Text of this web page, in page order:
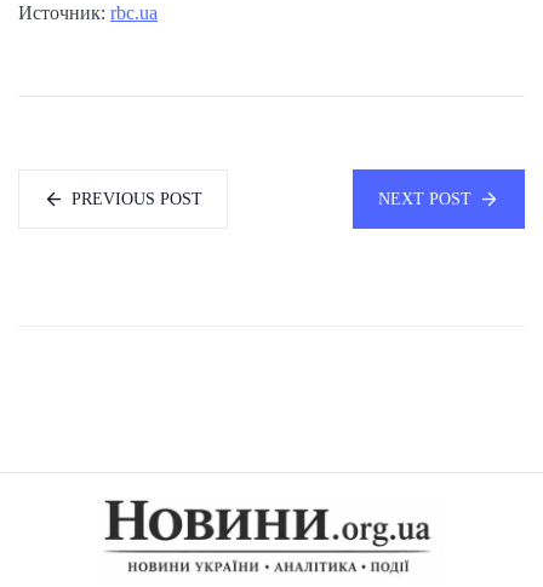
Источник: rbc.ua
PREVIOUS POST NEXT POST